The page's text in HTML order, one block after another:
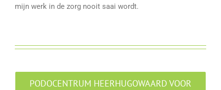
mijn werk in de zorg nooit saai wordt.
PODOCENTRUM HEERHUGOWAARD VOOR